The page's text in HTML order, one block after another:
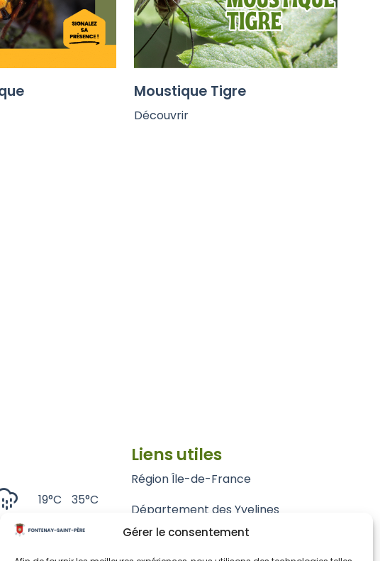
Gérer le consentement
Moustique Tigre
Découvrir
19°C 35°C
Liens utiles
Région Île-de-France
Département des Yvelines
Grand Paris Seine et Oise